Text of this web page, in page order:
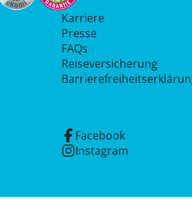
Karriere
Presse
FAQs
Reiseversicherung
Facebook
Instagram